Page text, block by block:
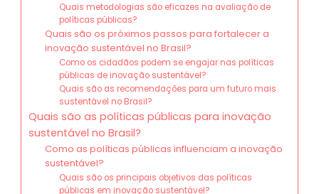
Quais metodologias são eficazes na avaliação de
políticas públicas?
Quais são os próximos passos para fortalecer a
inovação sustentável no Brasil?
Como os cidadãos podem se engajar nas políticas
públicas de inovação sustentável?
Quais são as recomendações para um futuro mais
sustentável no Brasil?
Quais são as políticas públicas para inovação
sustentável no Brasil?
Como as políticas públicas influenciam a inovação
sustentável?
Quais são os principais objetivos das políticas
públicas em inovação sustentável?